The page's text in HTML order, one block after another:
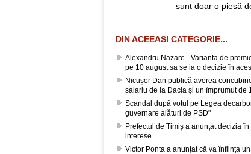
sunt doar o piesă
DIN ACEEASI CATEGORIE...
Alexandru Nazare - Varianta de
pe 10 august sa se ia o decizie în
Nicușor Dan publică averea
salariu de la Dacia și un împrumut de
Scandal după votul pe Legea
guvernare alături de PSD"
Prefectul de Timiș a anunțat decizia
interese
Victor Ponta a anunțat că va înființa